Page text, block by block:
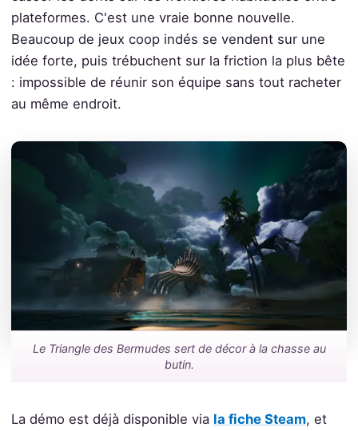
plateformes. C'est une vraie bonne nouvelle.
Beaucoup de jeux coop indés se vendent sur une
idée forte, puis trébuchent sur la friction la plus bête
: impossible de réunir son équipe sans tout racheter
au même endroit.
Le Triangle des Bermudes sert de décor à la chasse au
butin.
La démo est déjà disponible via la fiche Steam, et